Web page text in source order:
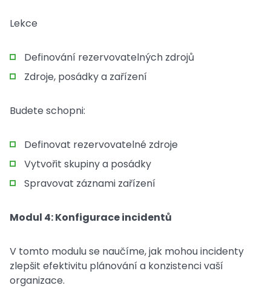
Lekce
Definování rezervovatelných zdrojů
Zdroje, posádky a zařízení
Budete schopni:
Definovat rezervovatelné zdroje
Vytvořit skupiny a posádky
Spravovat záznami zařízení
Modul 4: Konfigurace incidentů
V tomto modulu se naučíme, jak mohou incidenty
zlepšit efektivitu plánování a konzistenci vaší
organizace.